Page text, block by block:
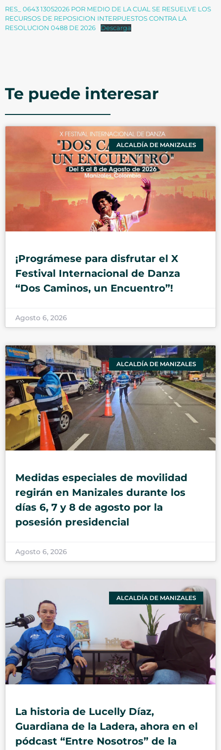
RES_ 0643 13052026 POR MEDIO DE LA CUAL SE RESUELVE LOS
RECURSOS DE REPOSICION INTERPUESTOS CONTRA LA
RESOLUCION 0488 DE 2026
Descarga
Te puede interesar
ALCALDÍA DE MANIZALES
¡Prográmese para disfrutar el X
Festival Internacional de Danza
“Dos Caminos, un Encuentro”!
Agosto 6, 2026
ALCALDÍA DE MANIZALES
Medidas especiales de movilidad
regirán en Manizales durante los
días 6, 7 y 8 de agosto por la
posesión presidencial
Agosto 6, 2026
ALCALDÍA DE MANIZALES
La historia de Lucelly Díaz,
Guardiana de la Ladera, ahora en el
pódcast “Entre Nosotros” de la